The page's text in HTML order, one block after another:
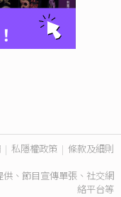
| 私隱權政策 | 條款及細則
、節目宣傳單張、社交網
絡平台等